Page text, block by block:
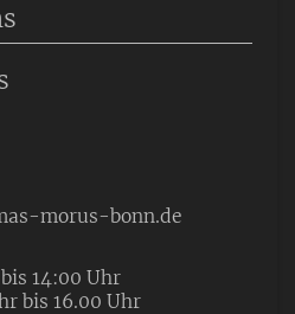
morus-bonn.de
14:00 Uhr
bis 16.00 Uhr